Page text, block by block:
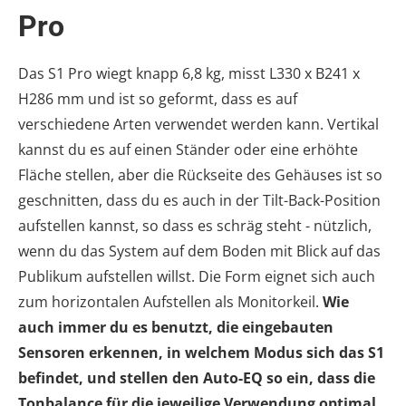
Pro
Das S1 Pro wiegt knapp 6,8 kg, misst L330 x B241 x
H286 mm und ist so geformt, dass es auf
verschiedene Arten verwendet werden kann. Vertikal
kannst du es auf einen Ständer oder eine erhöhte
Fläche stellen, aber die Rückseite des Gehäuses ist so
geschnitten, dass du es auch in der Tilt-Back-Position
aufstellen kannst, so dass es schräg steht - nützlich,
wenn du das System auf dem Boden mit Blick auf das
Publikum aufstellen willst. Die Form eignet sich auch
zum horizontalen Aufstellen als Monitorkeil. Wie
auch immer du es benutzt, die eingebauten
Sensoren erkennen, in welchem Modus sich das S1
befindet, und stellen den Auto-EQ so ein, dass die